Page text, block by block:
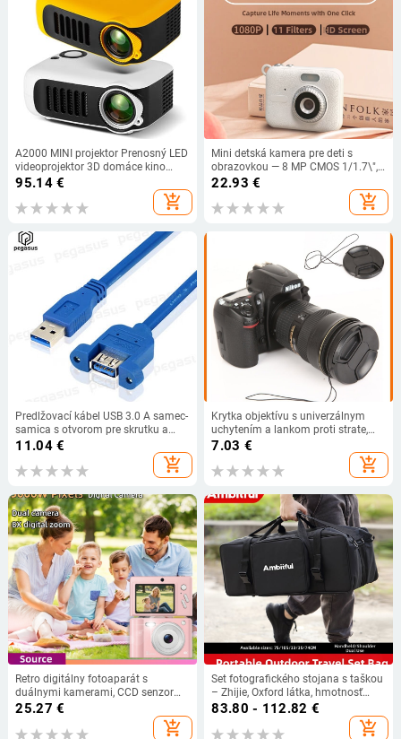
A2000 MINI projektor Prenosný LED
videoprojektor 3D domáce kino
herný laserový projektor Smart TV
95.14€
add_shopping_cart
Mini detská kamera pre deti s
obrazovkou — 8 MP CMOS 1/1.7\",
max. rozlíšenie 3072×2456, 0,96\"
22.93 €
add_shopping_cart
Predlžovací kábel USB 3.0 A samec-
samica s otvorom pre skrutku a
ušami, ktoré sa dajú upevniť, 0,3
11.04€
add_shopping_cart
Krytka objektívu s univerzálnym
uchytením a lankom proti strate,
OEM výroba, balené v vreckách
7.03 €
add_shopping_cart
Retro digitálny fotoaparát s
duálnymi kamerami, CCD senzor
1/2.3 palca, 8x optický zoom, 2,4
25.27 €
add_shopping_cart
Set fotografického stojana s taškou
– Zhijie, Oxford látka, hmotnosť
1,64 kg, všeobecná kompatibilita
83.80 - 112.82 €
add_shopping_cart